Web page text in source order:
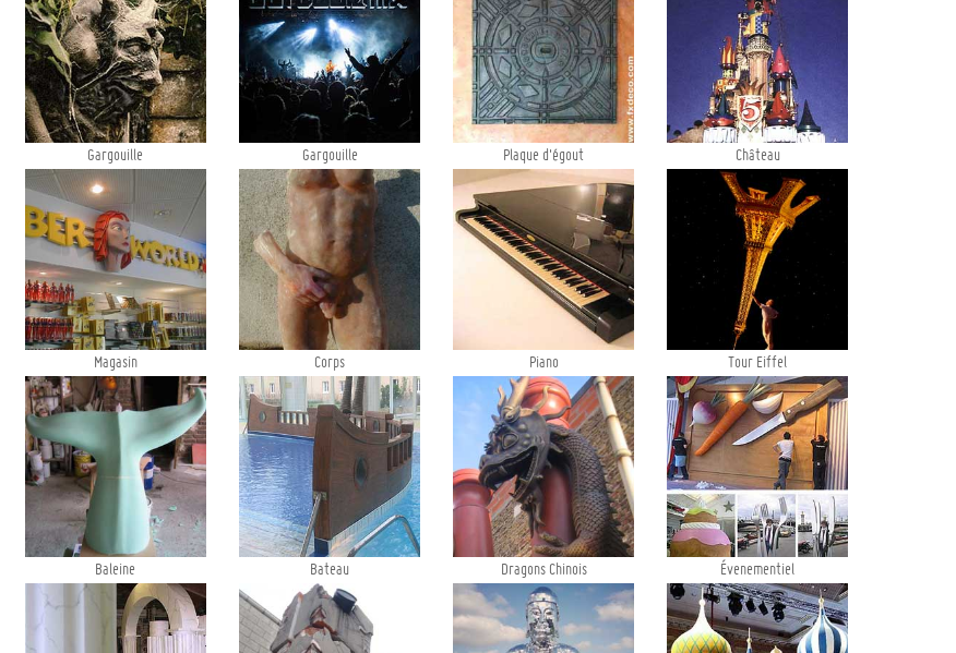
Gargouille Gargouille Plaque d'égout Château
Magasin Corps Piano Tour Eiffel
Baleine Bateau Dragons Chinois Évenementiel